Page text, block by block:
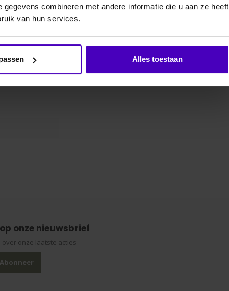
combineren met andere informatie die u aan ze heeft
van hun services.
Alles toestaan
hoeven) geeft
overbelast
in een
door
onze nieuwsbrief
over onze laatste acties
Abonneer